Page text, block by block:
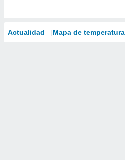
Actualidad Mapa de temperatura